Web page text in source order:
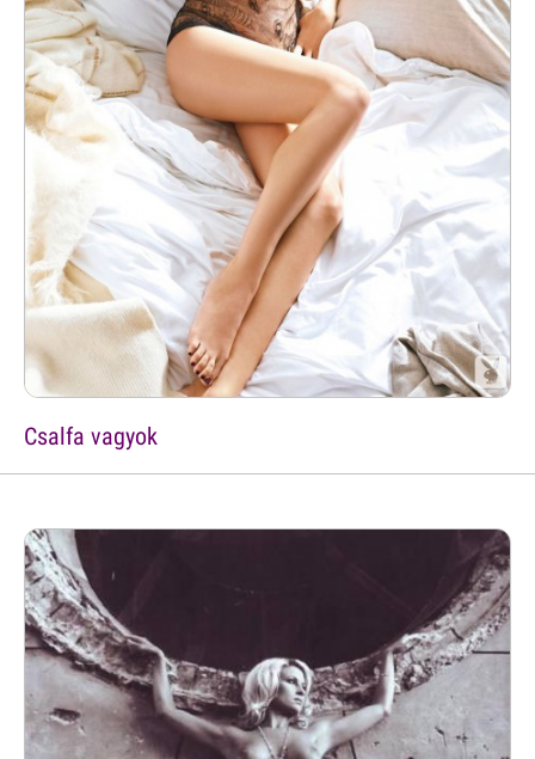
Csalfa vagyok